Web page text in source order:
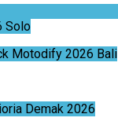
Solo
Motodify 2026 Bali
Demak 2026